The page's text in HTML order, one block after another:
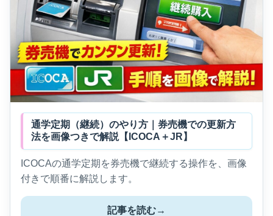
通学定期（継続）のやり方｜券売機での更新方
法を画像つきで解説【ICOCA＋JR】
ICOCAの通学定期を券売機で継続する操作を、画像
付きで順番に解説します。
記事を読む→